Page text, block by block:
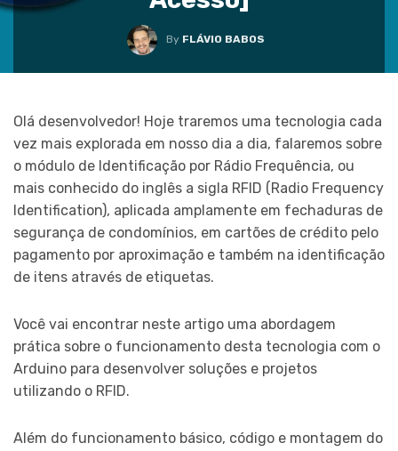
By FLÁVIO BABOS
Olá desenvolvedor! Hoje traremos uma tecnologia cada
vez mais explorada em nosso dia a dia, falaremos sobre
o módulo de Identificação por Rádio Frequência, ou
mais conhecido do inglês a sigla RFID (Radio Frequency
Identification), aplicada amplamente em fechaduras de
segurança de condomínios, em cartões de crédito pelo
pagamento por aproximação e também na identificação
de itens através de etiquetas.
Você vai encontrar neste artigo uma abordagem
prática sobre o funcionamento desta tecnologia com o
Arduino para desenvolver soluções e projetos
utilizando o RFID.
Além do funcionamento básico, código e montagem do